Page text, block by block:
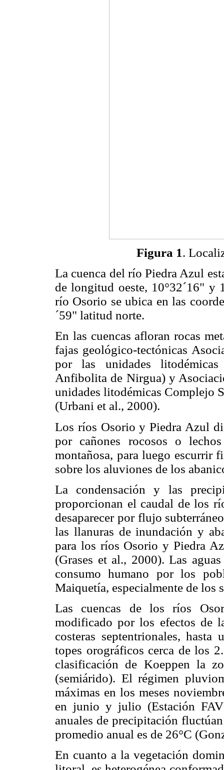
Figura 1.
La cuenca del río Piedra Azul
de longitud oeste, 10°32´16" y
río Osorio se ubica en las
´59" latitud norte.
En las cuencas afloran rocas
fajas geológico-tectónicas
por las unidades
Anfibolita de Nirgua) y
unidades litodémicas Complejo
(Urbani et al., 2000).
Los ríos Osorio y Piedra Azul
por cañones rocosos o
montañosa, para luego escurrir
sobre los aluviones de los
La condensación y las
proporcionan el caudal de los
desaparecer por flujo
las llanuras de inundación y
para los ríos Osorio y Piedra
(Grases et al., 2000). Las
consumo humano por los
Maiquetía, especialmente de los
Las cuencas de los ríos
modificado por los efectos de
costeras septentrionales,
topes orográficos cerca de los
clasificación de Koeppen la
(semiárido). El régimen
máximas en los meses
en junio y julio (Estación
anuales de precipitación
promedio anual es de 26°C
En cuanto a la vegetación